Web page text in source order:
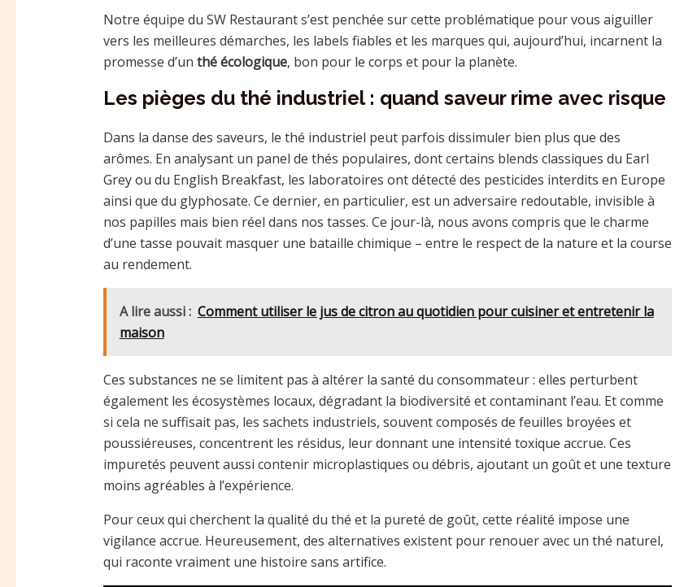
Notre équipe du SW Restaurant s’est penchée sur cette problématique pour vous aiguiller
vers les meilleures démarches, les labels fiables et les marques qui, aujourd’hui, incarnent la
promesse d’un thé écologique, bon pour le corps et pour la planète.
Les pièges du thé industriel : quand saveur rime avec risque
Dans la danse des saveurs, le thé industriel peut parfois dissimuler bien plus que des
arômes. En analysant un panel de thés populaires, dont certains blends classiques du Earl
Grey ou du English Breakfast, les laboratoires ont détecté des pesticides interdits en Europe
ainsi que du glyphosate. Ce dernier, en particulier, est un adversaire redoutable, invisible à
nos papilles mais bien réel dans nos tasses. Ce jour-là, nous avons compris que le charme
d’une tasse pouvait masquer une bataille chimique – entre le respect de la nature et la course
au rendement.
A lire aussi : Comment utiliser le jus de citron au quotidien pour cuisiner et entretenir la
maison
Ces substances ne se limitent pas à altérer la santé du consommateur : elles perturbent
également les écosystèmes locaux, dégradant la biodiversité et contaminant l’eau. Et comme
si cela ne suffisait pas, les sachets industriels, souvent composés de feuilles broyées et
poussiéreuses, concentrent les résidus, leur donnant une intensité toxique accrue. Ces
impuretés peuvent aussi contenir microplastiques ou débris, ajoutant un goût et une texture
moins agréables à l’expérience.
Pour ceux qui cherchent la qualité du thé et la pureté de goût, cette réalité impose une
vigilance accrue. Heureusement, des alternatives existent pour renouer avec un thé naturel,
qui raconte vraiment une histoire sans artifice.